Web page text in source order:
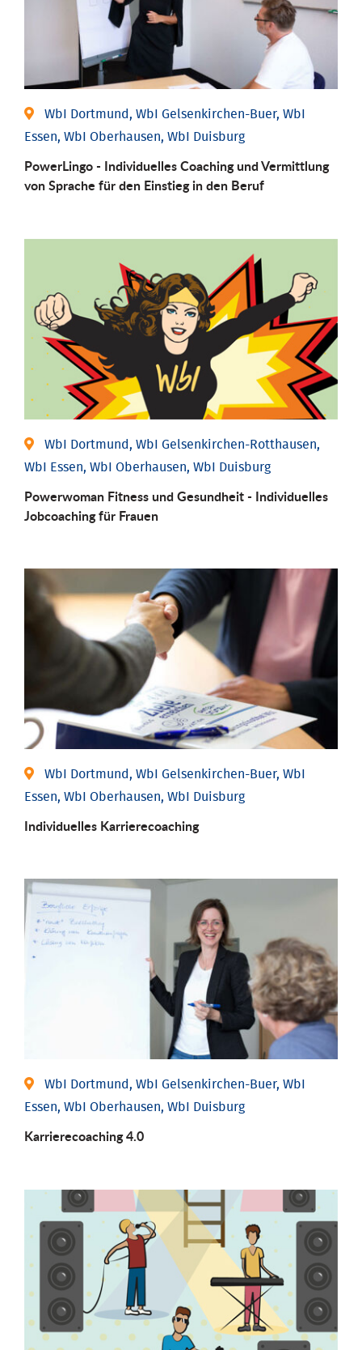
WbI Dortmund, WbI Gelsenkirchen-Buer, WbI
Essen, WbI Oberhausen, WbI Duisburg
PowerLingo - Individuelles Coaching und Vermittlung
von Sprache für den Einstieg in den Beruf
WbI Dortmund, WbI Gelsenkirchen-Rotthausen,
WbI Essen, WbI Oberhausen, WbI Duisburg
Powerwoman Fitness und Gesund­heit - Individu­elles
Job­coaching für Frauen
WbI Dortmund, WbI Gelsenkirchen-Buer, WbI
Essen, WbI Oberhausen, WbI Duisburg
Individu­elles Karrierecoaching
WbI Dortmund, WbI Gelsenkirchen-Buer, WbI
Essen, WbI Oberhausen, WbI Duisburg
Karriere­coaching 4.0